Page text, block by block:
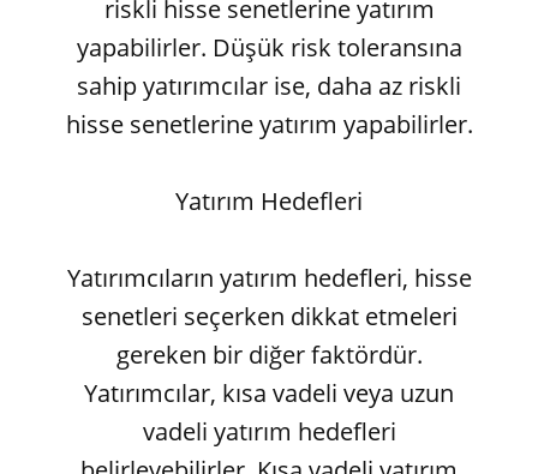
riskli hisse senetlerine yatırım
yapabilirler. Düşük risk toleransına
sahip yatırımcılar ise, daha az riskli
hisse senetlerine yatırım yapabilirler.
Yatırım Hedefleri
Yatırımcıların yatırım hedefleri, hisse
senetleri seçerken dikkat etmeleri
gereken bir diğer faktördür.
Yatırımcılar, kısa vadeli veya uzun
vadeli yatırım hedefleri